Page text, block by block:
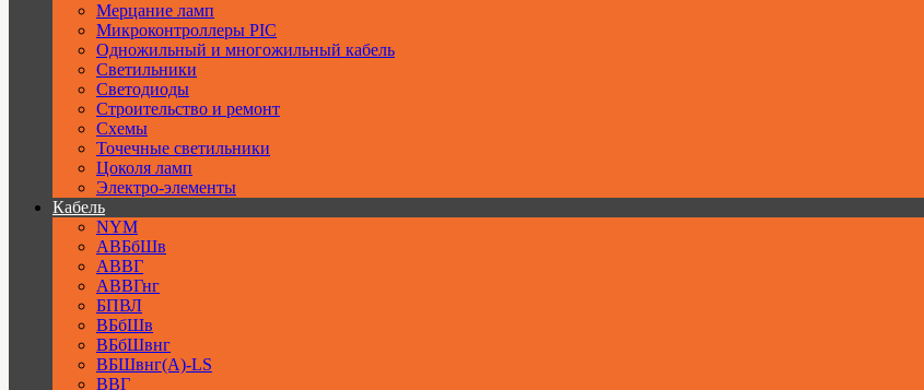
Мерцание ламп
Микроконтроллеры PIC
Одножильный и многожильный кабель
Светильники
Светодиоды
Строительство и ремонт
Схемы
Точечные светильники
Цоколя ламп
Электро-элементы
Кабель
NYM
АВБбШв
АВВГ
АВВГнг
БПВЛ
ВБбШв
ВБбШвнг
ВБШвнг(А)-LS
ВВГ